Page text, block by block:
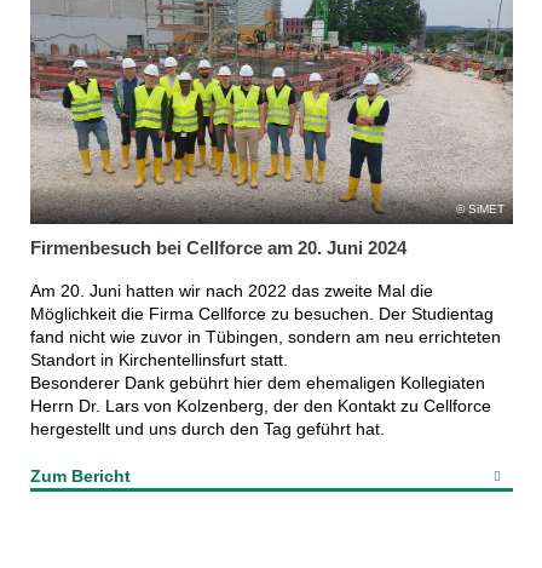
SiMET
Firmenbesuch bei Cellforce am 20. Juni 2024
Am 20. Juni hatten wir nach 2022 das zweite Mal die
Möglichkeit die Firma Cellforce zu besuchen. Der Studientag
fand nicht wie zuvor in Tübingen, sondern am neu errichteten
Standort in Kirchentellinsfurt statt.
Besonderer Dank gebührt hier dem ehemaligen Kollegiaten
Herrn Dr. Lars von Kolzenberg, der den Kontakt zu Cellforce
hergestellt und uns durch den Tag geführt hat.
Zum Bericht